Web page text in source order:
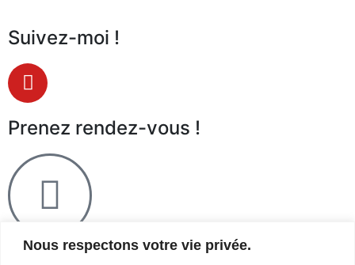
Nous respectons votre vie privée.
Suivez-moi !
Prenez rendez-vous !